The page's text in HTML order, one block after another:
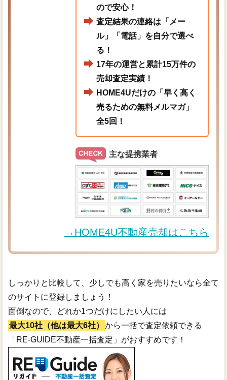
ので安心！
査定結果の連絡は「メー
ル」「電話」を自分で選べ
る！
17年の運営と累計15万件の
売却査定実績！
HOME4Uだけの「早く高く
売るための無料メルマガ」
全5回！
主な提携業者
→HOME4U不動産売却はこちら
しっかりと比較して、少しでも高く家を売りたいなら全て
のサイトに登録しましょう！
面倒なので、どれか1つだけにしたい人には
最大10社（他は最大6社）
から一括で査定依頼できる
「RE-GUIDE不動産一括査定」がおすすめです！